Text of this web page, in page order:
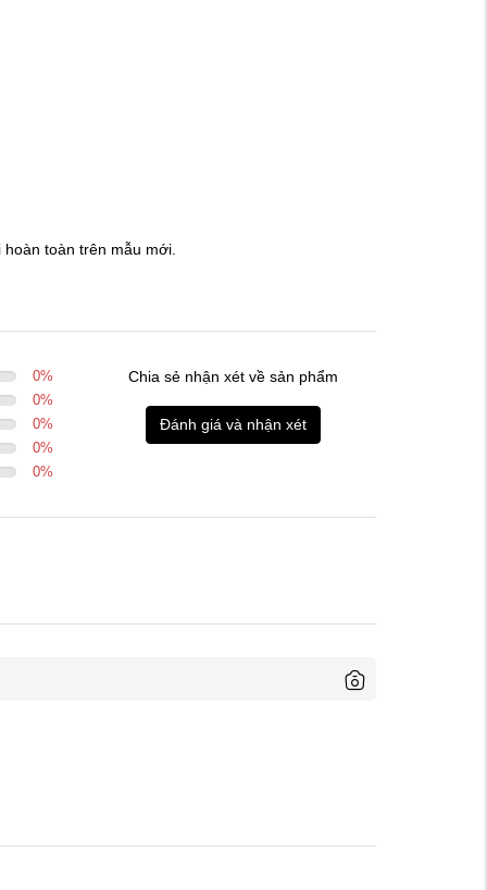
toàn trên mẫu mới.
0%
0%
0%
0%
0%
Chia sẻ nhận xét về sản phẩm
Đánh giá và nhận xét